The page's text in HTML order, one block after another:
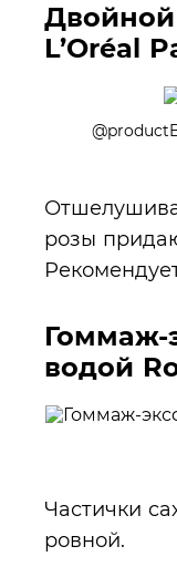
Двойной
L’Oréal
розы
Гоммаж-
водой
Частички
ровной.